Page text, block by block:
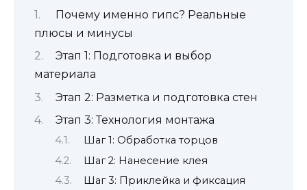
Почему именно гипс? Реальные
плюсы и минусы
Этап 1: Подготовка и выбор
материала
Этап 2: Разметка и подготовка стен
Этап 3: Технология монтажа
Шаг 1: Обработка торцов
Шаг 2: Нанесение клея
Шаг 3: Приклейка и фиксация